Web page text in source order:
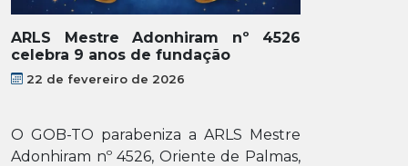
ARLS Mestre Adonhiram nº 4526
celebra 9 anos de fundação
22 de fevereiro de 2026
O GOB-TO parabeniza a ARLS Mestre
Adonhiram nº 4526, Oriente de Palmas,